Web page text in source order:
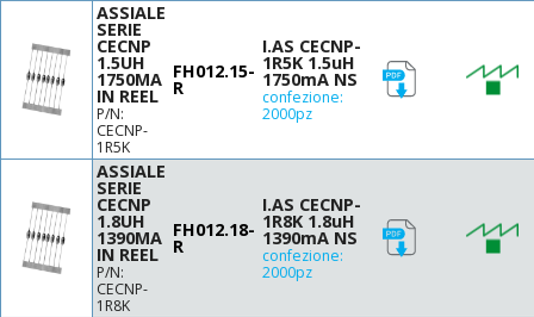
470
560
680
1300
1500
1600
ASSIALE
SERIE
CECNP
1.5UH
1750MA
IN REEL
P/N:
CECNP-
1R5K
FH012.15-
R
I.AS CECNP-
1R5K 1.5uH
1750mA NS
confezione:
2000pz
ASSIALE
SERIE
CECNP
1.8UH
1390MA
IN REEL
P/N:
CECNP-
1R8K
FH012.18-
R
I.AS CECNP-
1R8K 1.8uH
1390mA NS
confezione:
2000pz